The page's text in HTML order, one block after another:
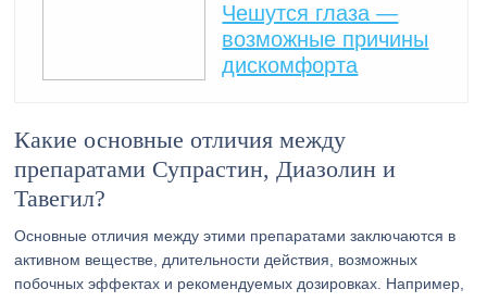
Чешутся глаза —
возможные причины
дискомфорта
Какие основные отличия между
препаратами Супрастин, Диазолин и
Тавегил?
Основные отличия между этими препаратами заключаются в
активном веществе, длительности действия, возможных
побочных эффектах и рекомендуемых дозировках. Например,